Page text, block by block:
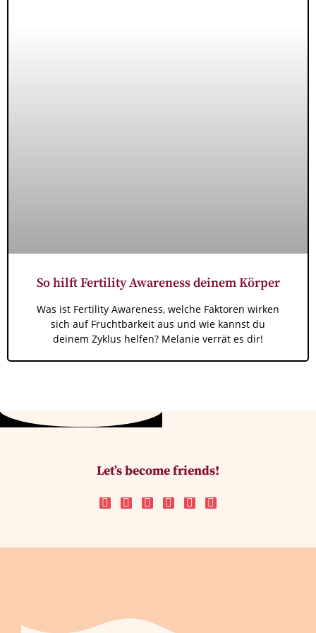
So hilft Fertility Awareness deinem Körper
Was ist Fertility Awareness, welche Faktoren wirken
sich auf Fruchtbarkeit aus und wie kannst du
deinem Zyklus helfen? Melanie verrät es dir!
Let’s become friends!